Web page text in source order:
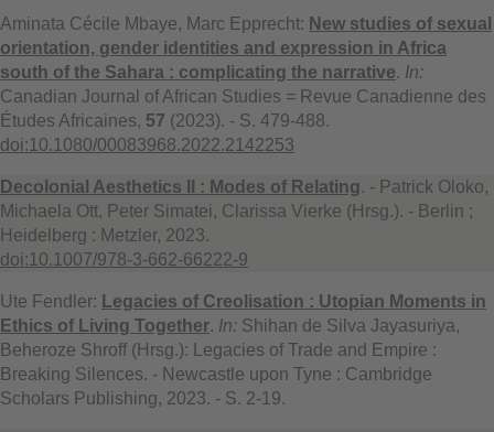
Aminata Cécile Mbaye, Marc Epprecht: New studies of sexual
orientation, gender identities and expression in Africa
south of the Sahara : complicating the narrative. In:
Canadian Journal of African Studies = Revue Canadienne des
Études Africaines, 57 (2023). - S. 479-488.
doi:10.1080/00083968.2022.2142253
Decolonial Aesthetics II : Modes of Relating. - Patrick Oloko,
Michaela Ott, Peter Simatei, Clarissa Vierke (Hrsg.). - Berlin ;
Heidelberg : Metzler, 2023.
doi:10.1007/978-3-662-66222-9
Ute Fendler: Legacies of Creolisation : Utopian Moments in
Ethics of Living Together. In: Shihan de Silva Jayasuriya,
Beheroze Shroff (Hrsg.): Legacies of Trade and Empire :
Breaking Silences. - Newcastle upon Tyne : Cambridge
Scholars Publishing, 2023. - S. 2-19.